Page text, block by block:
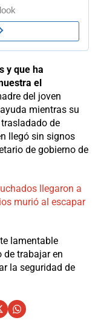
y que ha
el
del joven
mientras su
de
llegó sin signos
de gobierno de
llegaron a
murió al escapar
lamentable
de trabajar en
la seguridad de